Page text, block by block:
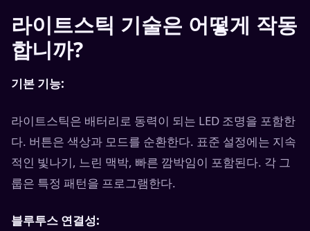
라이트스틱 기술은 어떻게 작동
합니까?
기본 기능:
라이트스틱은 배터리로 동력이 되는 LED 조명을 포함한
다. 버튼은 색상과 모드를 순환한다. 표준 설정에는 지속
적인 빛나기, 느린 맥박, 빠른 깜박임이 포함된다. 각 그
룹은 특정 패턴을 프로그램한다.
블루투스 연결성: